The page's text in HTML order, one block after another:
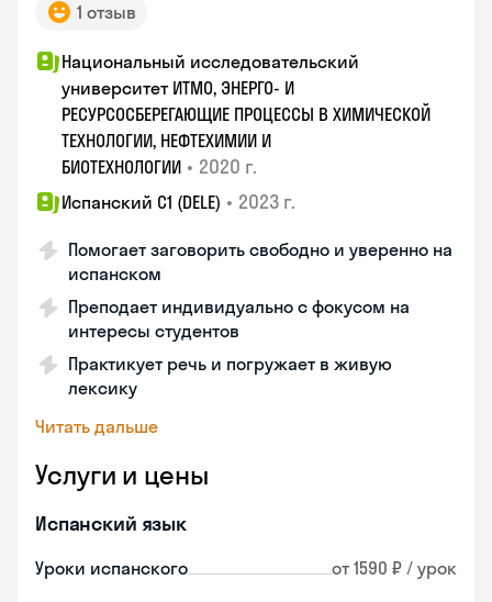
1 отзыв
Национальный исследовательский
университет ИТМО, ЭНЕРГО- И
РЕСУРСОСБЕРЕГАЮЩИЕ ПРОЦЕССЫ В ХИМИЧЕСКОЙ
ТЕХНОЛОГИИ, НЕФТЕХИМИИ И
БИОТЕХНОЛОГИИ • 2020 г.
Испанский С1 (DELE) • 2023 г.
Помогает заговорить свободно и уверенно на
испанском
Преподает индивидуально с фокусом на
интересы студентов
Практикует речь и погружает в живую
лексику
Читать дальше
Услуги и цены
Испанский язык
Уроки испанского от 1590 ₽ / урок